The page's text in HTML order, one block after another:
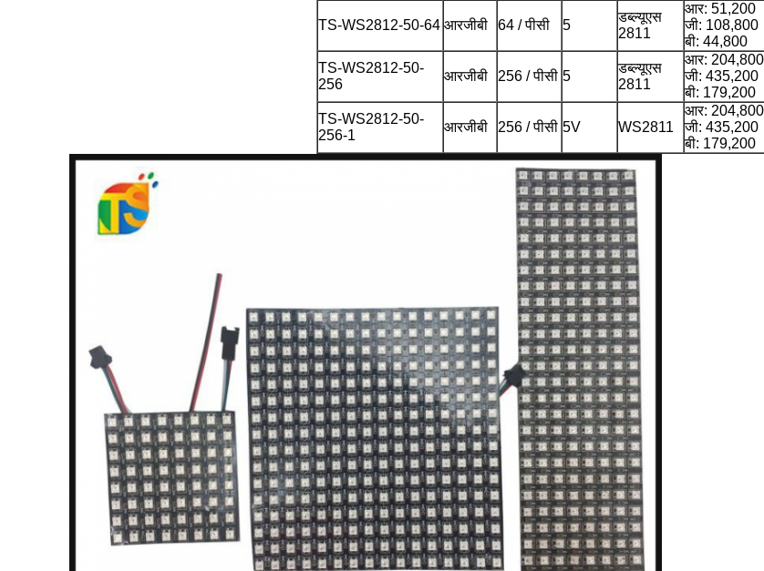
TS-WS2812-50-64 आरजीबी 64 / पीसी 5
डब्ल्यूएस
2811
आर: 51,200
जी: 108,800
बी: 44,800
TS-WS2812-50-
256
आरजीबी 256 / पीसी 5
डब्ल्यूएस
2811
आर: 204,800
जी: 435,200
बी: 179,200
TS-WS2812-50-
256-1
आरजीबी 256 / पीसी 5V WS2811
आर: 204,800
जी: 435,200
बी: 179,200